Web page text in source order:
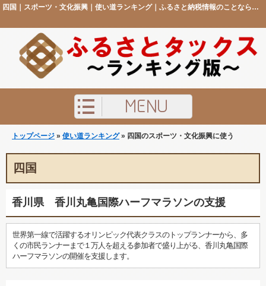
四国｜スポーツ・文化振興｜使い道ランキング｜ふるさと納税情報のことなら「ふるさとタックス ランキング版」
トップページ »使い道ランキング» 四国のスポーツ・文化振興に使う
四国
香川県 香川丸亀国際ハーフマラソンの支援
世界第一線で活躍するオリンピック代表クラスのトップランナーから、多
くの市民ランナーまで１万人を超える参加者で盛り上がる、香川丸亀国際
ハーフマラソンの開催を支援します。